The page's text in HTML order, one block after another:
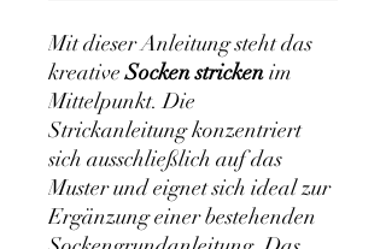
Mit dieser Anleitung steht das
kreativeSocken strickenim
Mittelpunkt. Die
Strickanleitung konzentriert
sich ausschließlich auf das
Muster und eignet sich ideal zur
Ergänzung einer bestehenden